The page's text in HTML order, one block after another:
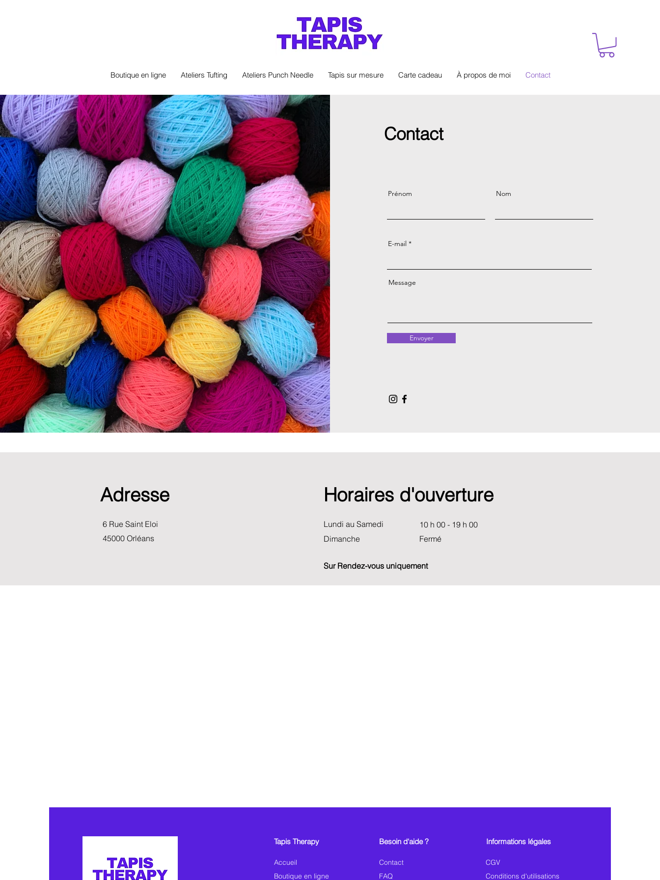
Boutique en ligne Ateliers Tufting Ateliers Punch Needle Tapis sur mesure Carte cadeau À propos de moi Contact
Contact
Prénom Nom
E-mail
Message
Envoyer
Adresse Horaires d'ouverture
Lundi au Samedi
10 h 00 - 19 h 00
Dimanche
Fermé
6 Rue Saint Eloi
45000 Orléans
Sur Rendez-vous uniquement
Tapis Therapy
Accueil
Boutique en ligne
Besoin d'aide ?
Contact
FAQ
Informations légales
CGV
Conditions d'utilisations